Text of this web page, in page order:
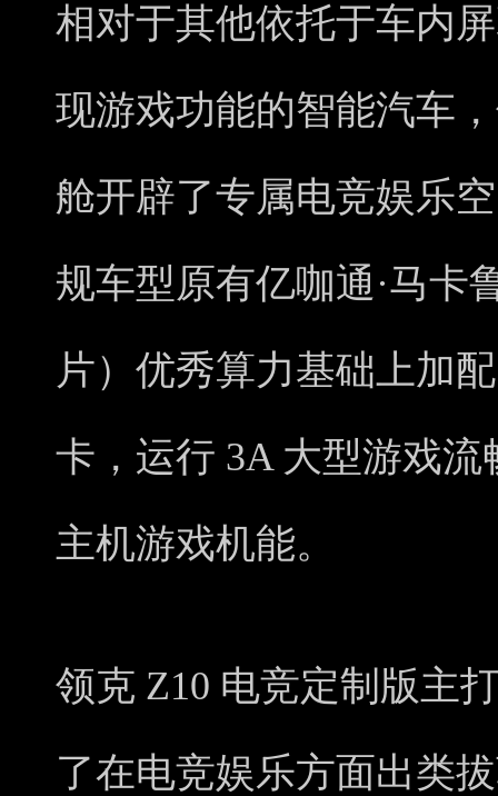
相对于其他依托于车内
现游戏功能的智能汽车
舱开辟了专属电竞娱乐
规车型原有亿咖通·马卡
片）优秀算力基础上加
卡，运行 3A 大型游戏
主机游戏机能。
领克 Z10 电竞定制版主
了在电竞娱乐方面出类